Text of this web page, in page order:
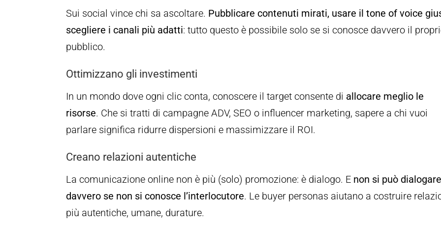
Sui social vince chi sa ascoltare. Pubblicare contenuti mirati, usare il tone of voice
scegliere i canali più adatti: tutto questo è possibile solo se si conosce davvero il
pubblico.
Ottimizzano gli investimenti
In un mondo dove ogni clic conta, conoscere il target consente di allocare meglio le
risorse. Che si tratti di campagne ADV, SEO o influencer marketing, sapere a chi vuoi
parlare significa ridurre dispersioni e massimizzare il ROI.
Creano relazioni autentiche
La comunicazione online non è più (solo) promozione: è dialogo. E non si può dialogare
davvero se non si conosce l’interlocutore. Le buyer personas aiutano a costruire
più autentiche, umane, durature.